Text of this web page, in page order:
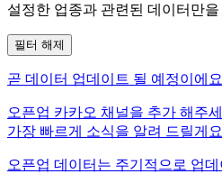
설정한 업종과 관련된 데이터만
필터 해제
곧 데이터 업데이트 될 예정이에
오픈업 카카오 채널을 추가 해주
가장 빠르게 소식을 알려 드릴게
오픈업 데이터는 주기적으로 업